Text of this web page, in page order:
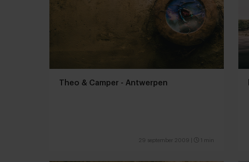
Theo & Camper - Antwerpen
29 september 2009 1 min